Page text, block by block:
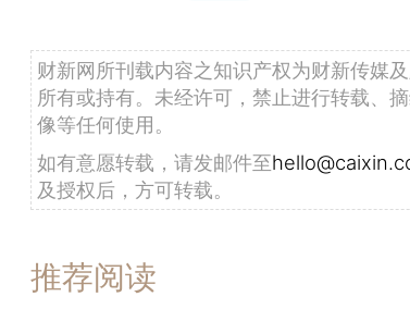
财新网所刊载内容之知识产权为财新传媒
所有或持有。未经许可，禁止进行转载、
像等任何使用。
如有意愿转载，请发邮件至
及授权后，方可转载。
推荐阅读